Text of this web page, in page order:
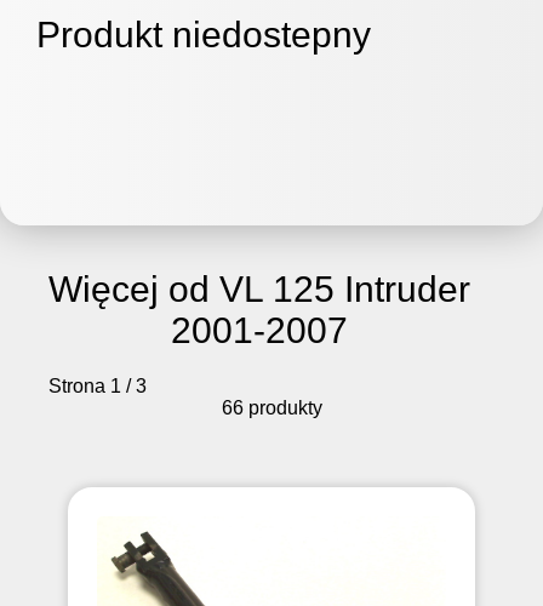
Produkt niedostepny
Więcej od VL 125 Intruder
2001-2007
Strona 1 / 3
66 produkty